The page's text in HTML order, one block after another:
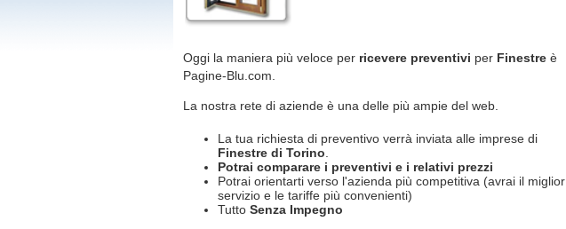
Oggi la maniera più veloce per ricevere preventivi per Finestreè
Pagine-Blu.com.
La nostra rete di aziende è una delle più ampie del web.
La tua richiesta di preventivo verrà inviata alle imprese di
Finestre di Torino
Potrai comparare i preventivi e i relativi prezzi
Potrai orientarti verso l'azienda più competitiva (avrai il miglior
servizio e le tariffe più convenienti)
Tutto Senza Impegno